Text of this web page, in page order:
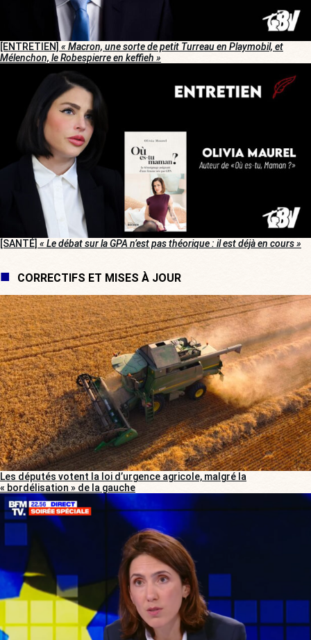
[ENTRETIEN] « Macron, une sorte de petit Turreau en Playmobil, et
Mélenchon, le Robespierre en keffieh »
[SANTÉ] « Le débat sur la GPA n’est pas théorique : il est déjà en cours »
CORRECTIFS ET MISES À JOUR
Les députés votent la loi d’urgence agricole, malgré la
« bordélisation » de la gauche